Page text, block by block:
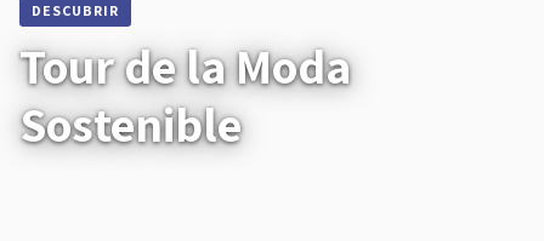
DESCUBRIR
Tour de la Moda
Sostenible